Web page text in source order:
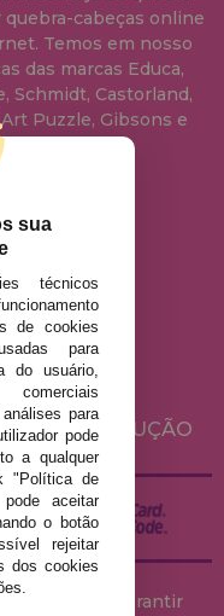
cabeças online
Temos em nosso
das marcas Educa,
Schmidt, Castorland,
Puzzle, Gibsons e
RESOLUÇÃO
para garantir
sua
técnicos
de cookies
para
do usuário,
para
pode
a qualquer
"Política de
aceitar
o botão
rejeitar
dos cookies